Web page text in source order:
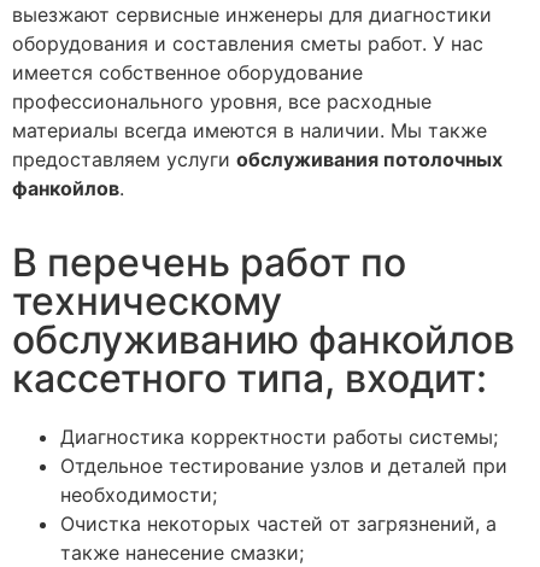
выезжают сервисные инженеры для диагностики
оборудования и составления сметы работ. У нас
имеется собственное оборудование
профессионального уровня, все расходные
материалы всегда имеются в наличии. Мы также
предоставляем услуги обслуживания потолочных
фанкойлов.
В перечень работ по
техническому
обслуживанию фанкойлов
кассетного типа, входит:
Диагностика корректности работы системы;
Отдельное тестирование узлов и деталей при
необходимости;
Очистка некоторых частей от загрязнений, а
также нанесение смазки;